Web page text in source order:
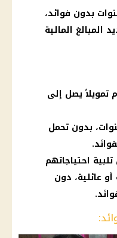
تمتد إلى 5 سنوات بدون فوائد،
المبالغ المالية
تمويلاً يصل إلى
تصل إلى 5 سنوات، بدون تحمل
احتياجاتهم
عائلية، دون